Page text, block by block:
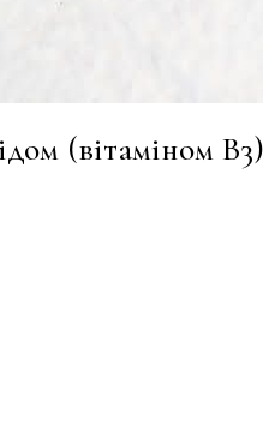
(вітаміном В3)